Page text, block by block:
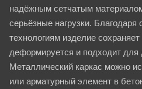
надёжным сетчатым
серьёзные нагрузки.
технологиям изделие
деформируется и подходит для
Металлический каркас можно
или арматурный элемент в